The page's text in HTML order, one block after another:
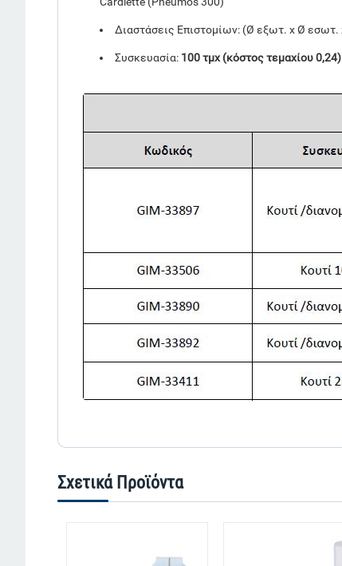
Διαστάσεις Επιστομίων: (Ø εξωτ. x Ø
Συσκευασία: 100 τμχ (κόστος τεμαχίου 0,24)
Σχετικά Προϊόντα